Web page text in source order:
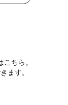
ちら。
ます。